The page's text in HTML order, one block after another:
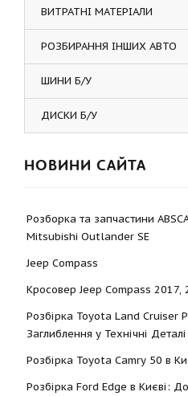
ВИТРАТНІ МАТЕРІАЛИ
РОЗБИРАННЯ ІНШИХ АВТО
ШИНИ Б/У
ДИСКИ Б/У
НОВИНИ САЙТА
Розборка та запчастини
Mitsubishi Outlander SE
Jeep Compass
Кросовер Jeep Compass 2017,
Розбірка Toyota Land Cruiser
Заглиблення у Технічні Деталі
Розбірка Toyota Camry 50 в
Розбірка Ford Edge в Києві: